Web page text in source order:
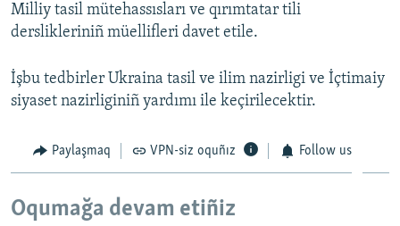
Milliy tasil mütehassısları ve qırımtatar tili
derslikleriniñ müellifleri davet etile.
İşbu tedbirler Ukraina tasil ve ilim nazirligi ve İçtimaiy
siyaset nazirliginiñ yardımı ile keçirilecektir.
Paylaşmaq VPN-siz oquñız Follow us
Oqumağa devam etiñiz